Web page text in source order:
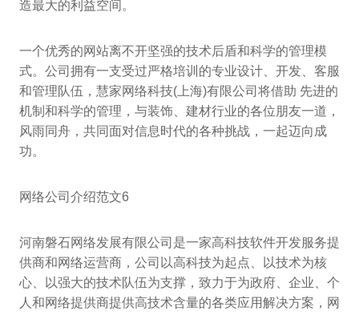
造最大的利益空间。
一个优秀的网站离不开坚强的技术后盾和科学的管理模
式。公司拥有一支受过严格培训的专业设计、开发、客服
和管理队伍，慧家网络科技(上海)有限公司将借助 先进的
机制和科学的管理，与装饰、建材行业的各位朋友一道，
风雨同舟，共同面对信息时代的各种挑战，一起迈向成
功。
网络公司介绍范文6
河南磐石网络发展有限公司是一家高科技软件开发服务提
供商和网络运营商，公司以高科技为起点、以技术为核
心、以强大的技术队伍为支撑，致力于为政府、企业、个
人和网络提供商提供高技术含量的各类应用解决方案，网